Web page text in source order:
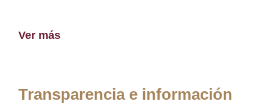
Ver más
Transparencia e información